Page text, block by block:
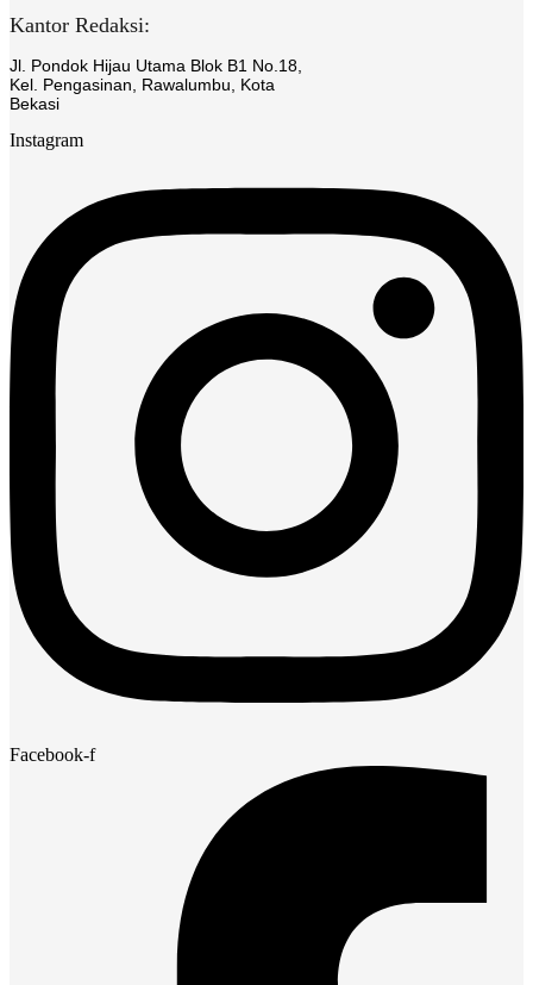
Kantor Redaksi:
Jl. Pondok Hijau Utama Blok B1 No.18,
Kel. Pengasinan, Rawalumbu, Kota
Bekasi
Instagram
Facebook-f